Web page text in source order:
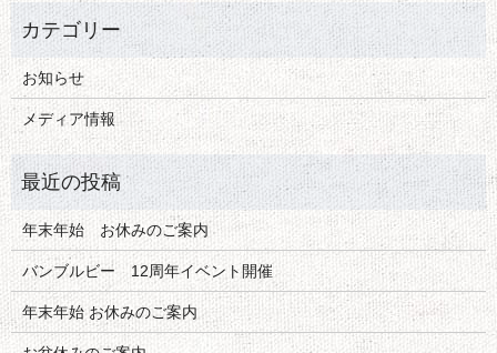
お知らせ
メディア情報
年末年始 お休みのご案内
バンブルビー 12周年イベント開催
年末年始 お休みのご案内